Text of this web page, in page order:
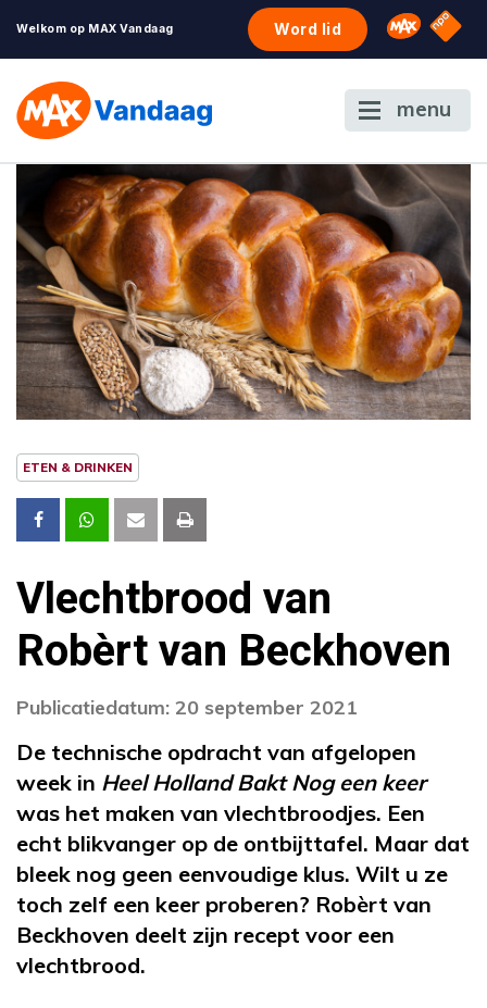
Welkom op MAX Vandaag Word lid Omroep
NPO
menu
ETEN & DRINKEN
Vlechtbrood van
Robèrt van Beckhoven
Publicatiedatum: 20 september 2021
De technische opdracht van afgelopen
week in Heel Holland Bakt Nog een keer
was het maken van vlechtbroodjes. Een
echt blikvanger op de ontbijttafel. Maar dat
bleek nog geen eenvoudige klus. Wilt u ze
toch zelf een keer proberen? Robèrt van
Beckhoven deelt zijn recept voor een
vlechtbrood.